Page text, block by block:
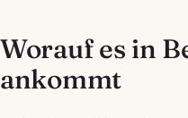
Worauf es in
ankommt